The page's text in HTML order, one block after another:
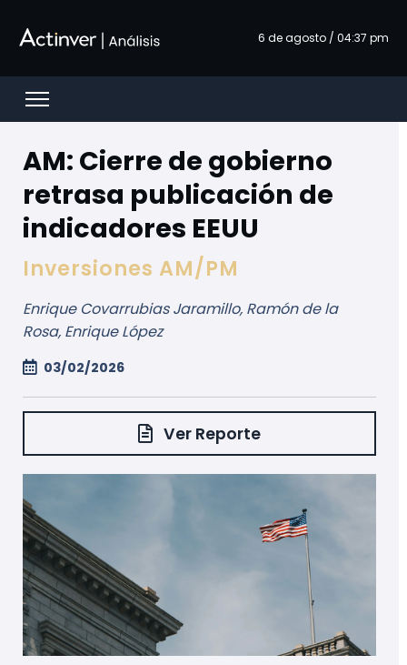
6 de agosto / 04:37 pm
Open menu
AM: Cierre de gobierno
retrasa publicación de
indicadores EEUU
Inversiones AM/PM
Enrique Covarrubias Jaramillo, Ramón de la
Rosa, Enrique López
03/02/2026
Ver Reporte